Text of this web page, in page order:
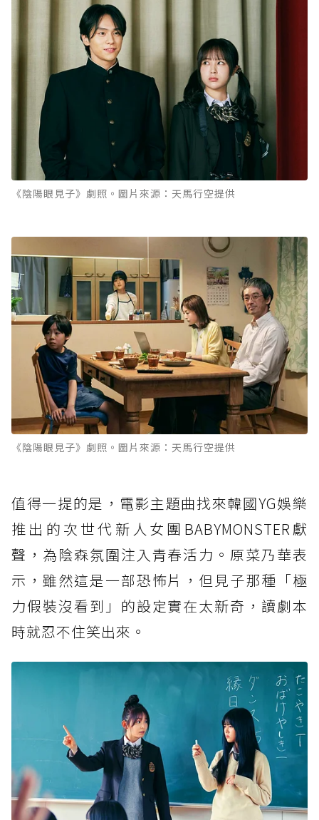
《陰陽眼見子》劇照。圖片來源：天馬行空提供
《陰陽眼見子》劇照。圖片來源：天馬行空提供
值得一提的是，電影主題曲找來韓國YG娛樂
推出的次世代新人女團BABYMONSTER獻
聲，為陰森氛圍注入青春活力。原菜乃華表
示，雖然這是一部恐怖片，但見子那種「極
力假裝沒看到」的設定實在太新奇，讀劇本
時就忍不住笑出來。